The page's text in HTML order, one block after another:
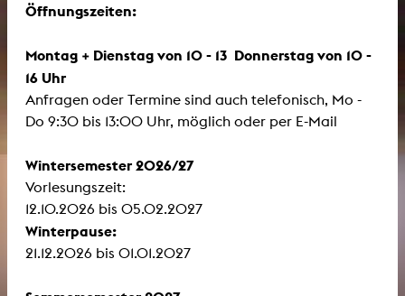
Öffnungszeiten:
Montag + Dienstag von 10 - 13 Donnerstag von 10 -
16 Uhr
Anfragen oder Termine sind auch telefonisch, Mo -
Do 9:30 bis 13:00 Uhr, möglich oder per E-Mail
Wintersemester 2026/27
Vorlesungszeit:
12.10.2026 bis 05.02.2027
Winterpause:
21.12.2026 bis 01.01.2027